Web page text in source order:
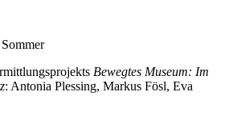
Bewegtes Museum: Im
: Antonia Plessing, Markus Fösl, Eva